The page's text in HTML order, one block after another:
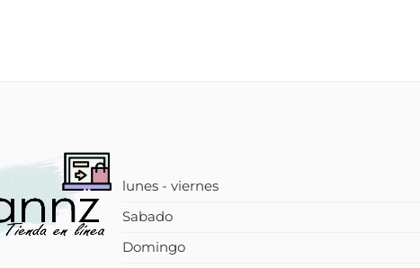
lunes - viernes
Sabado
Domingo